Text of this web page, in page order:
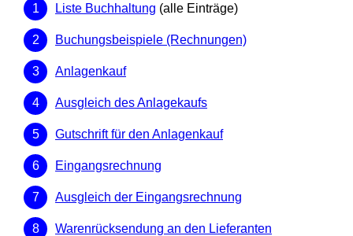
Liste Buchhaltung (alle Einträge)
Buchungsbeispiele (Rechnungen)
Anlagenkauf
Ausgleich des Anlagekaufs
Gutschrift für den Anlagenkauf
Eingangsrechnung
Ausgleich der Eingangsrechnung
Warenrücksendung an den Lieferanten